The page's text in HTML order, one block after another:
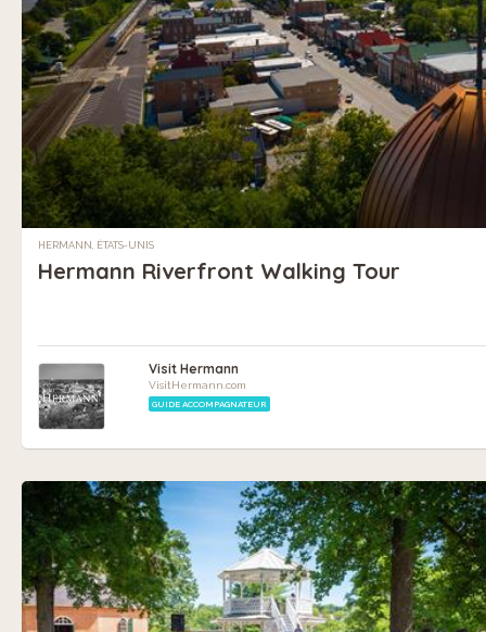
HERMANN, ÉTATS-UNIS
Hermann Riverfront Walking Tour
Visit Hermann
VisitHermann.com
GUIDE ACCOMPAGNATEUR